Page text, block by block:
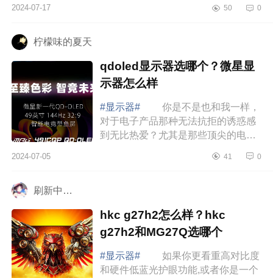
技嘉显示器怎么样？技嘉fo32u2有没
2024-07-17 50 0
柠檬味的夏天
qdoled显示器选哪个？微星显
示器怎么样
#显示器#
你是不是也和我一样，
对于电子产品那种无法抗拒的诱惑感
到无比热爱？尤其是那些顶尖的电竞
师们的梦中情人。下面小编为大家介
2024-07-05 41 0
刷新中…
hkc g27h2怎么样？hkc
g27h2和MG27Q选哪个
#显示器#
如果你更看重高对比度
和硬件低蓝光护眼功能,或者你是一个